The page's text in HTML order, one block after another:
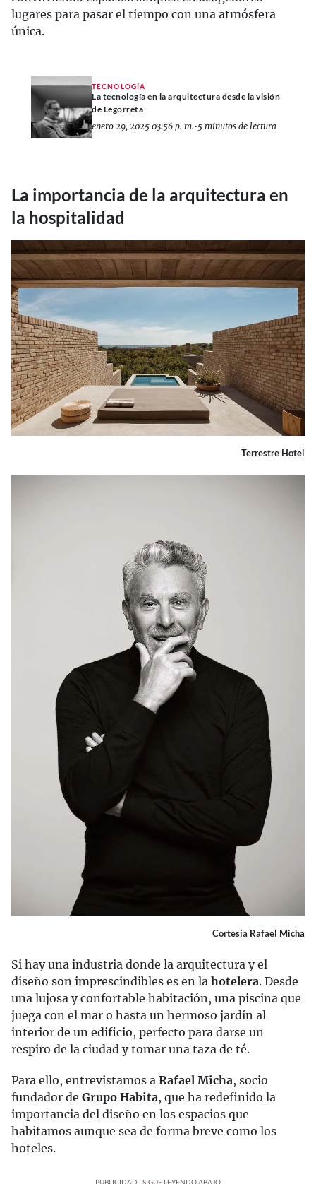
lugares para pasar el tiempo con una atmósfera
única.
TECNOLOGÍA
La tecnología en la arquitectura desde la visión
de Legorreta
enero 29, 2025 03:56 p. m.•5 minutos de lectura
La importancia de la arquitectura en
la hospitalidad
Terrestre Hotel
Cortesía Rafael Micha
Si hay una industria donde la arquitectura y el
diseño son imprescindibles es en la hotelera. Desde
una lujosa y confortable habitación, una piscina que
juega con el mar o hasta un hermoso jardín al
interior de un edificio, perfecto para darse un
respiro de la ciudad y tomar una taza de té.
Para ello, entrevistamos a Rafael Micha, socio
fundador de Grupo Habita, que ha redefinido la
importancia del diseño en los espacios que
habitamos aunque sea de forma breve como los
hoteles.
PUBLICIDAD - SIGUE LEYENDO ABAJO